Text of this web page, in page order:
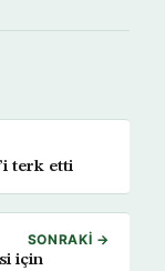
terk etti
SONRAKI →
için